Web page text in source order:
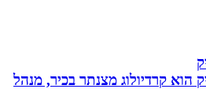
קרדיולוג מצנתר בכיר, מנהל